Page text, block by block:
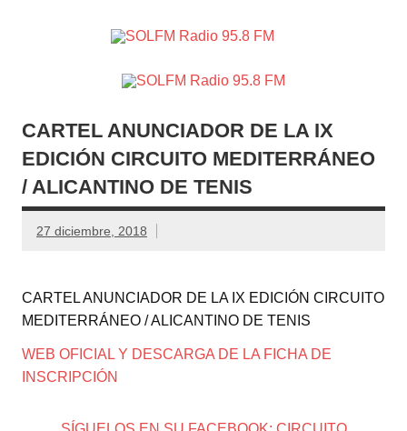
Crevillente, Radio en Vega Baja y Radio en el Medio
Vinalopó
CARTEL ANUNCIADOR DE LA IX
EDICIÓN CIRCUITO MEDITERRÁNEO
/ ALICANTINO DE TENIS
27 diciembre, 2018
CARTEL ANUNCIADOR DE LA IX EDICIÓN CIRCUITO
MEDITERRÁNEO / ALICANTINO DE TENIS
WEB OFICIAL Y DESCARGA DE LA FICHA DE
INSCRIPCIÓN